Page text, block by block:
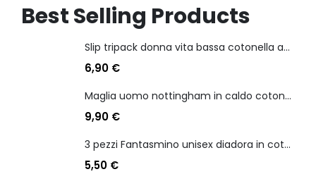
Best Selling Products
Slip tripack donna vita bassa cotonella art 3165 in cotone elasticizzato
6,90 €
Maglia uomo nottingham in caldo cotone scollo a v manica lunga
9,90 €
3 pezzi Fantasmino unisex diadora in cotone mercerizzato tg dalla 35 alla 46
5,50 €